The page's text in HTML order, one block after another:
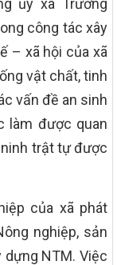
công tác xây
– xã hội của xã
vật chất, tinh
vấn đề an sinh
làm được quan
trật tự được
của xã phát
nghiệp, sản
NTM. Việc